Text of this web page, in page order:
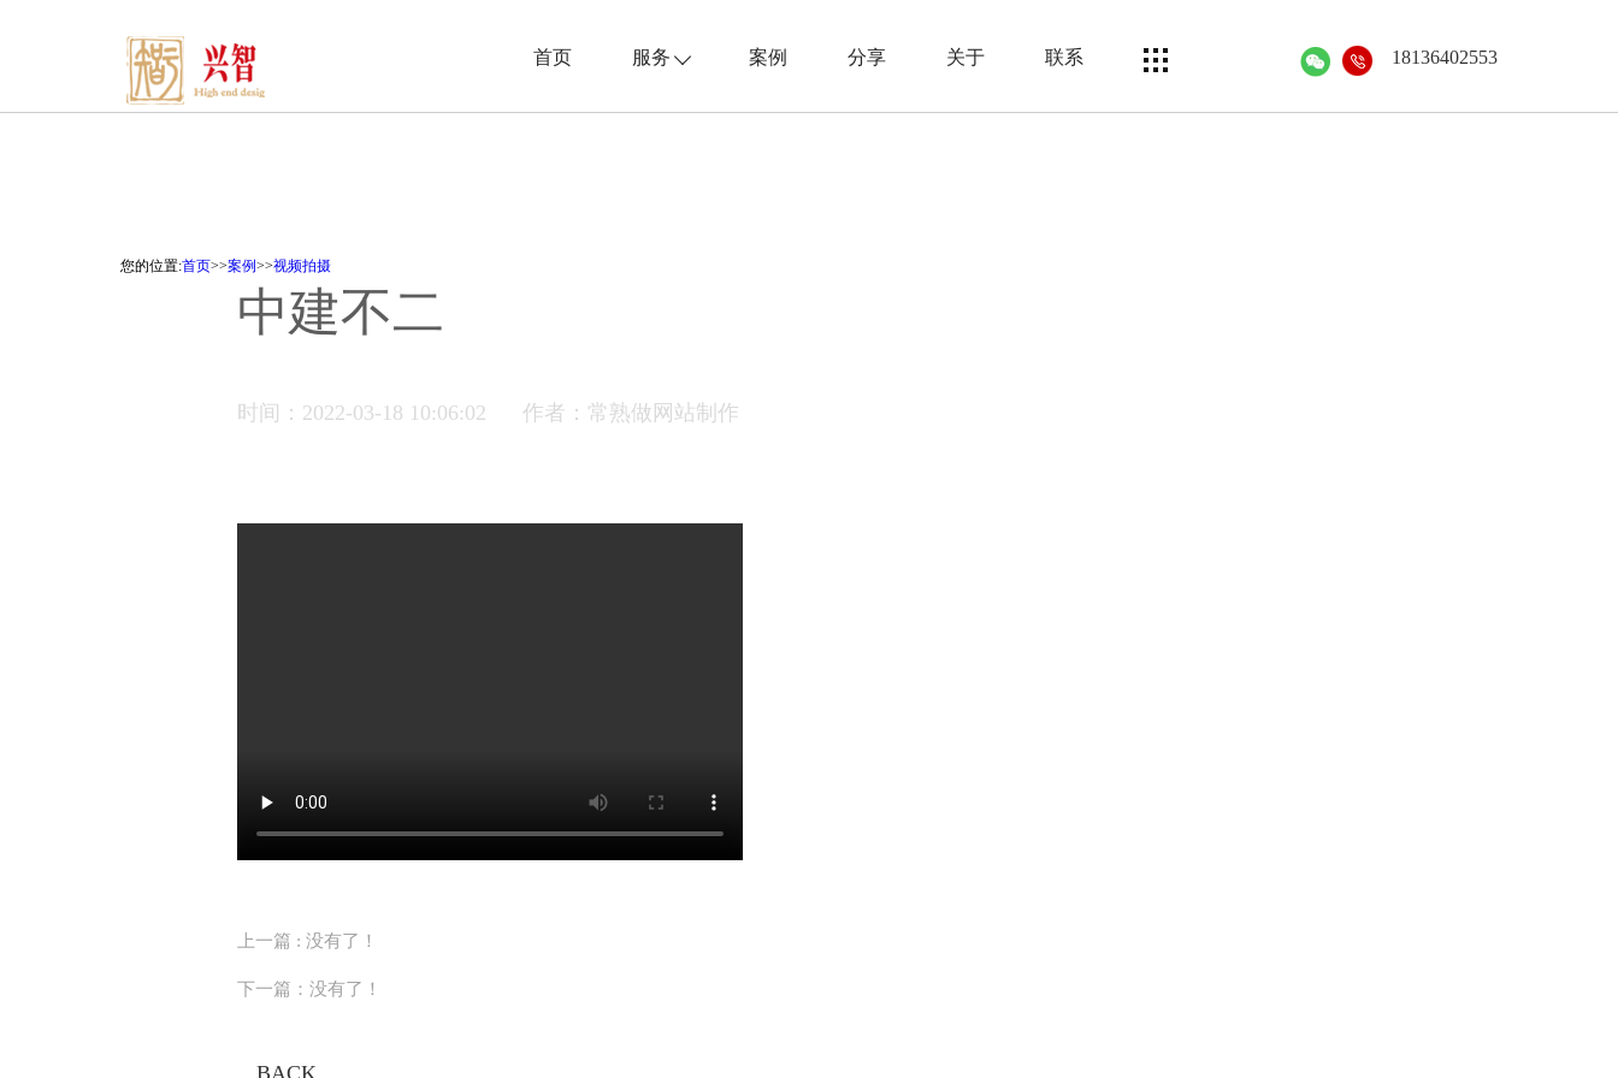
首页 服务 案例 分享 关于 联系 18136402553
您的位置:首页>>案例>>视频拍摄
中建不二
时间：2022-03-18 10:06:02 作者：常熟做网站制作
上一篇 : 没有了！
下一篇：没有了！
BACK